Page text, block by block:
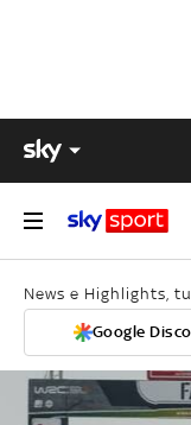
News e Highlights,
Google